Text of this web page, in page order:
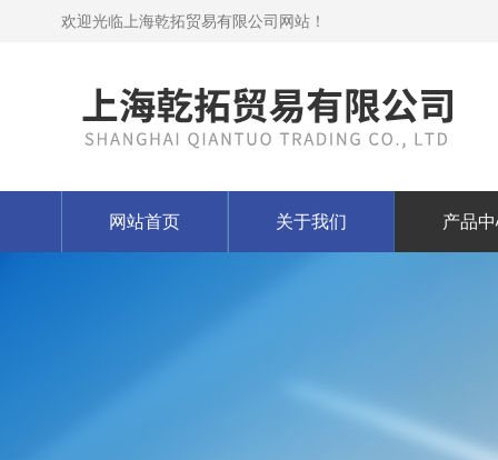
欢迎光临上海乾拓贸易有限公司网站！
网站首页 关于我们 产品